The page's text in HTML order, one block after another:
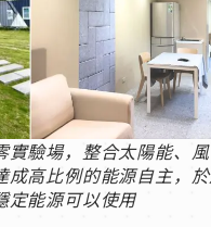
實驗場，整合太陽能、風
成高比例的能源自主，
定能源可以使用